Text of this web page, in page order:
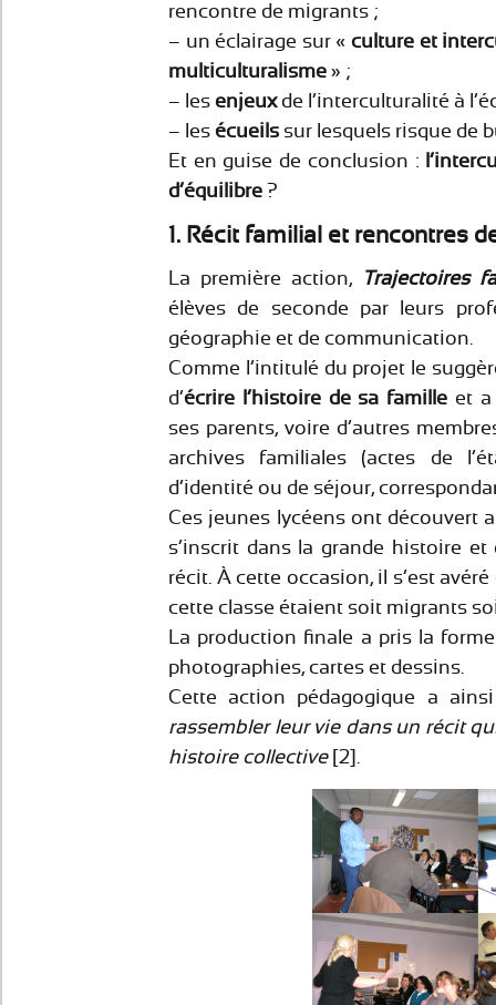
rencontre de migrants ;
– un éclairage sur « culture et
multiculturalisme » ;
– les enjeuxde l’interculturalité à
– les écueils sur lesquels risque de
Et en guise de conclusion :
d’équilibre ?
1. Récit familial et rencontres
La première action,
Trajectoires
élèves de seconde par leurs
géographie et de communication.
Comme l’intitulé du projet le
d’écrire l’histoire de sa famille et a
ses parents, voire d’autres
archives familiales (actes de
d’identité ou de séjour,
Ces jeunes lycéens ont découvert
s’inscrit dans la grande histoire et
récit. À cette occasion, il s’est
cette classe étaient soit migrants
La production finale a pris la
photographies, cartes et dessins.
Cette action pédagogique a
rassembler leur vie dans un récit
histoire collective[2].